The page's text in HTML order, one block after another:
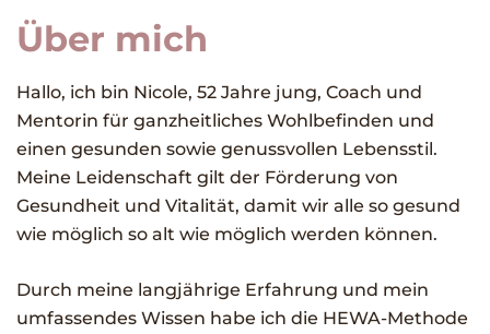
Über mich
Hallo, ich bin Nicole, 52 Jahre jung, Coach und
Mentorin für ganzheitliches Wohlbefinden und
einen gesunden sowie genussvollen Lebensstil.
Meine Leidenschaft gilt der Förderung von
Gesundheit und Vitalität, damit wir alle so gesund
wie möglich so alt wie möglich werden können.
Durch meine langjährige Erfahrung und mein
umfassendes Wissen habe ich die HEWA-Methode